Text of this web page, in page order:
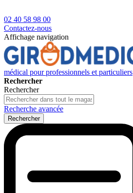
02 40 58 98 00
Contactez-nous
Affichage navigation
médical pour professionnels et particuliers
Rechercher
Rechercher
Recherche avancée
Rechercher